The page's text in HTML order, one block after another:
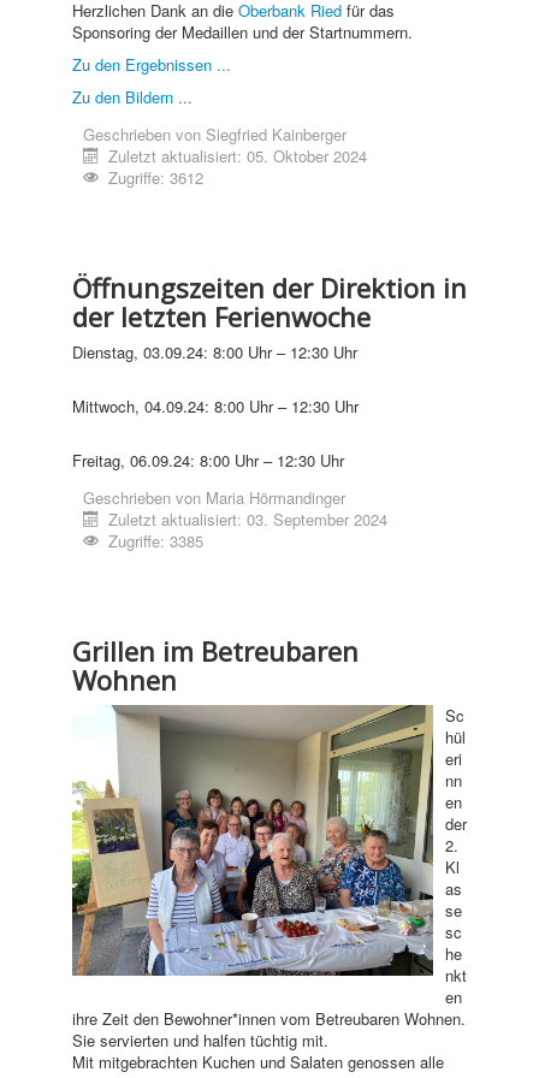
Herzlichen Dank an die Oberbank Ried für das
Sponsoring der Medaillen und der Startnummern.
Zu den Ergebnissen ...
Zu den Bildern ...
Geschrieben von Siegfried Kainberger
Zuletzt aktualisiert: 05. Oktober 2024
Zugriffe: 3612
Öffnungszeiten der Direktion in
der letzten Ferienwoche
Dienstag, 03.09.24: 8:00 Uhr – 12:30 Uhr
Mittwoch, 04.09.24: 8:00 Uhr – 12:30 Uhr
Freitag, 06.09.24: 8:00 Uhr – 12:30 Uhr
Geschrieben von Maria Hörmandinger
Zuletzt aktualisiert: 03. September 2024
Zugriffe: 3385
Grillen im Betreubaren
Wohnen
Sc
hül
eri
nn
en
der
2.
Kl
as
se
sc
he
nkt
en
ihre Zeit den Bewohner*innen vom Betreubaren Wohnen.
Sie servierten und halfen tüchtig mit.
Mit mitgebrachten Kuchen und Salaten genossen alle